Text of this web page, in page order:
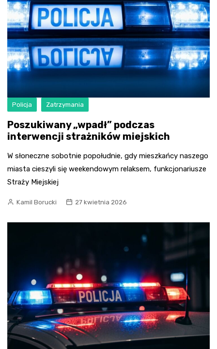
Policja Zatrzymania
Poszukiwany „wpadł” podczas
interwencji strażników miejskich
W słoneczne sobotnie popołudnie, gdy mieszkańcy naszego
miasta cieszyli się weekendowym relaksem, funkcjonariusze
Straży Miejskiej
Kamil Borucki 27 kwietnia 2026